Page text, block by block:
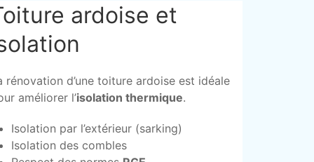
ardoise et
rénovation d’une toiture ardoise est idéale
améliorer l’isolation thermique.
Isolation par l’extérieur (sarking)
Isolation des combles